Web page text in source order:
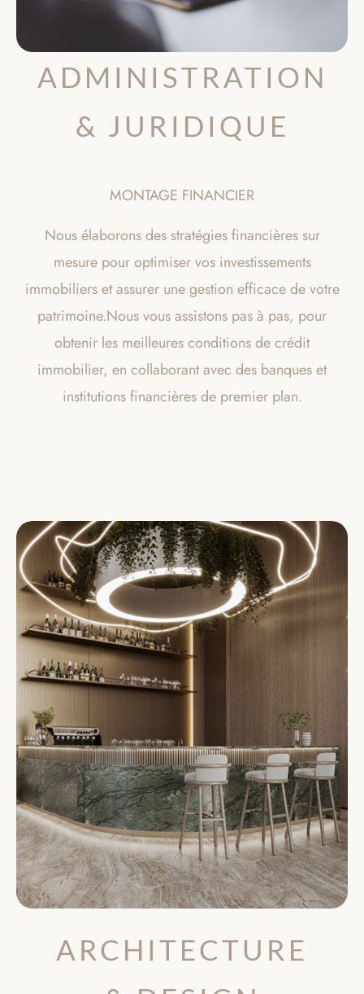
ADMINISTRATION
& JURIDIQUE
MONTAGE FINANCIER
Nous élaborons des stratégies financières sur
mesure pour optimiser vos investissements
immobiliers et assurer une gestion efficace de votre
patrimoine.Nous vous assistons pas à pas, pour
obtenir les meilleures conditions de crédit
immobilier, en collaborant avec des banques et
institutions financières de premier plan.
ARCHITECTURE